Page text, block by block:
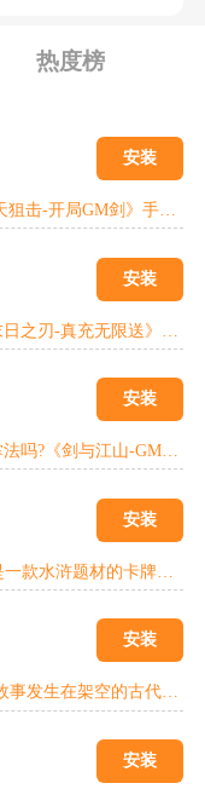
热度榜
安装
安装
安装
你听说过一招从天而降的掌法吗?《剑与江山-GM直充科技》一款国创武侠奥义对决手游大作，开局直接领取天品绝世神招——如来神掌!游戏以恢宏的大武侠为世界观，创新的武功对冲战斗系统，战前技能自由搭配、加上战中即时法宝操作，兼具策略性与打击爽快感。每天登陆还送三万真充，躺着就能领红包，一直白嫖一直爽。快一起来玩吧，海量福利领不完，仗剑江湖决胜天下!
安装
安装
《逍遥春秋-充值派对版》故事发生在架空的古代武侠世界，游戏讲述了襄阳城中某帮派帮主遭人暗算所牵引出一系列围绕江湖正派，邪教，官府之间故事。玩家将扮演一个初入江湖的侠士，由于阴差阳错发现某个秘密而被卷入各个门派之间的斗争，在命运推动下展开一段江湖冒险。
安装